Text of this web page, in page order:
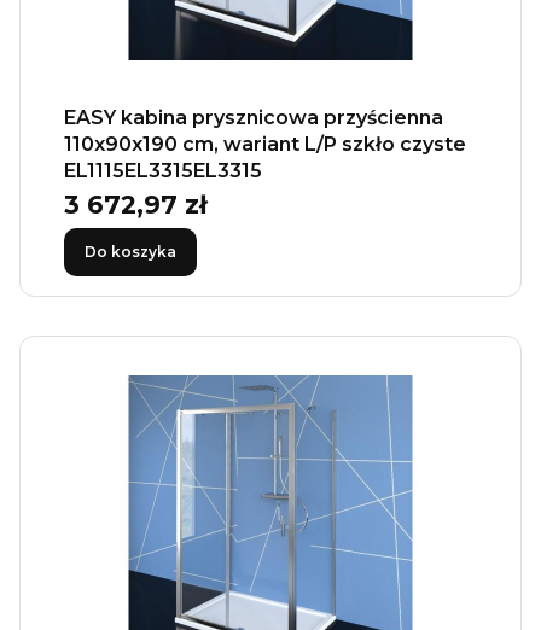
EASY kabina prysznicowa przyścienna
110x90x190 cm, wariant L/P szkło czyste
EL1115EL3315EL3315
Cena
3 672,97 zł
Do koszyka